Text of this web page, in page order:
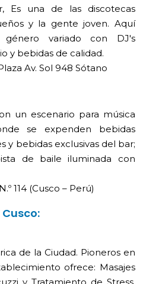
Es una de las discotecas
y la gente joven. Aquí
género variado con DJ's
y bebidas de calidad.
Av. Sol 948 Sótano
un escenario para música
se expenden bebidas
y bebidas exclusivas del bar;
de baile iluminada con
114 (Cusco – Perú)
Cusco:
de la Ciudad. Pioneros en
ofrece: Masajes